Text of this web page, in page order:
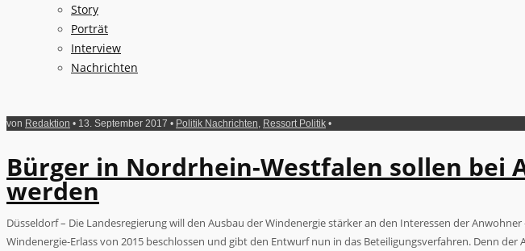
Story
Porträt
Interview
Nachrichten
von Redaktion • 13. September 2017 • Politik Nachrichten Ressort Politik •
Bürger in Nordrhein-Westfalen sollen bei
werden
Düsseldorf – Die Landesregierung will den Ausbau der Windenergie stärker an den Interessen der
Windenergie-Erlass von 2015 beschlossen und gibt den Entwurf nun in das Beteiligungsverfahren. Denn